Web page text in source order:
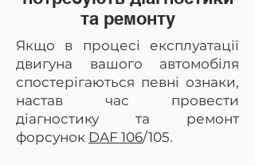
та ремонту
Якщо в процесі експлуатації
двигуна вашого автомобіля
спостерігаються певні ознаки,
настав час провести
діагностику та ремонт
форсунок DAF 106/105.